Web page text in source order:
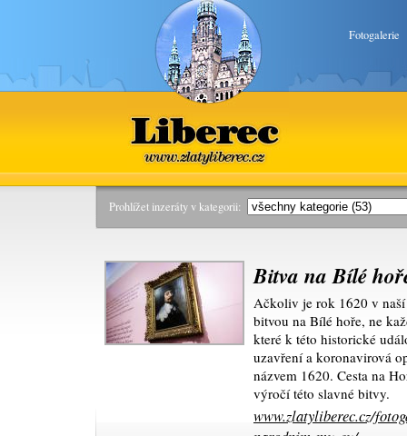
Fotogalerie
Liberec
www.zlatyliberec.cz
Prohlížet inzeráty v kategorii:
Bitva na Bílé
Ačkoliv je rok 1620 v
bitvou na Bílé hoře, ne
které k této historické
uzavření a koronavirová
názvem 1620. Cesta na
výročí této slavné bitvy.
www.zlatyliberec.cz/